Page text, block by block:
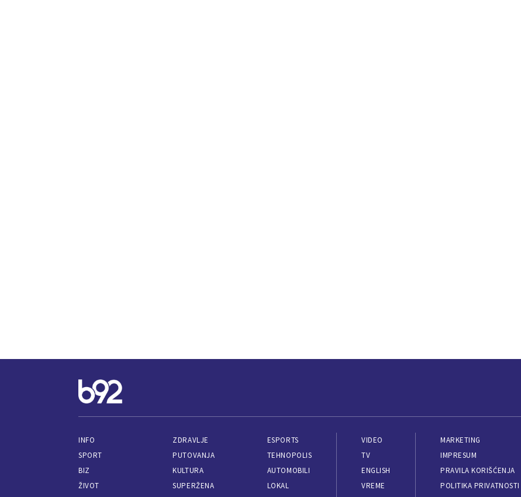
INFO
SPORT
BIZ
ŽIVOT
ZDRAVLJE
PUTOVANJA
KULTURA
SUPERŽENA
ESPORTS
TEHNOPOLIS
AUTOMOBILI
LOKAL
VIDEO
TV
ENGLISH
VREME
MARKETING
IMPRESUM
PRAVILA KORIŠĆENJA
POLITIKA PRIVATNOSTI